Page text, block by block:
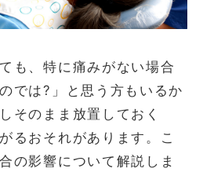
も、特に痛みがない場合
では?」と思う方もいるか
そのまま放置しておく
るおそれがあります。こ
の影響について解説しま